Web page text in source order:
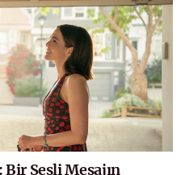
Sesli Mesajın